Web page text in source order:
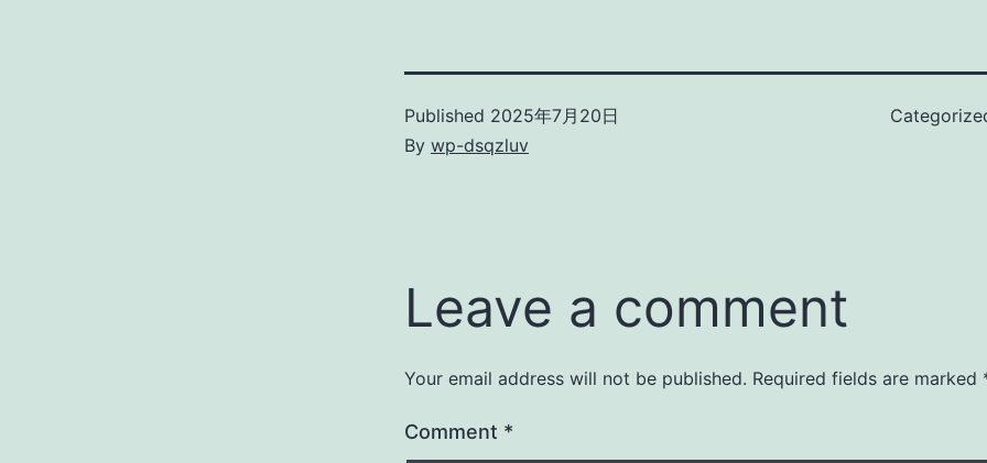
Published 2025年7月20日
By wp-dsqzluv
Leave a comment
Your email address will not be published. Required fields are marked
Comment *